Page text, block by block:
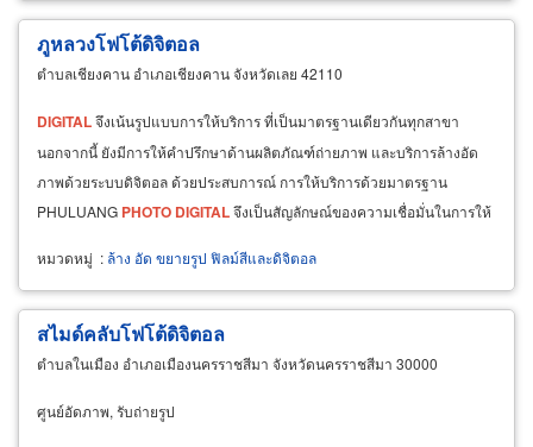
ภูหลวงโฟโต้ดิจิตอล
ตำบลเชียงคาน อำเภอเชียงคาน จังหวัดเลย 42110
DIGITALจึงเน้นรูปแบบการให้บริการ ที่เป็นมาตรฐานเดียวกันทุกสาขา
นอกจากนี้ ยังมีการให้คำปรึกษาด้านผลิตภัณฑ์ถ่ายภาพ และบริการล้างอัด
ภาพด้วยระบบดิจิตอล ด้วยประสบการณ์ การให้บริการด้วยมาตรฐาน
PHULUANG PHOTO DIGITALจึงเป็นสัญลักษณ์ของความเชื่อมั่นในการให้
หมวดหมู่ : ล้าง อัด ขยายรูป ฟิลม์สีและดิจิตอล
สไมด์คลับโฟโต้ดิจิตอล
ตำบลในเมือง อำเภอเมืองนครราชสีมา จังหวัดนครราชสีมา 30000
ศูนย์อัดภาพ, รับถ่ายรูป